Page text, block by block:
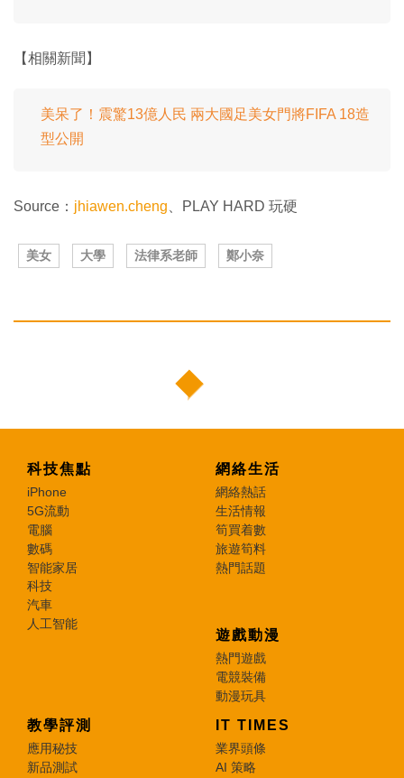
【相關新聞】
美呆了！震驚13億人民 兩大國足美女門將FIFA 18造
型公開
Source： jhiawen.cheng、PLAY HARD 玩硬
美女 大學 法律系老師 鄭小奈
科技焦點
iPhone
5G流動
電腦
數碼
智能家居
科技
汽車
人工智能
網絡生活
網絡熱話
生活情報
筍買着數
旅遊筍料
熱門話題
遊戲動漫
熱門遊戲
電競裝備
動漫玩具
教學評測
應用秘技
新品測試
IT TIMES
業界頭條
AI 策略